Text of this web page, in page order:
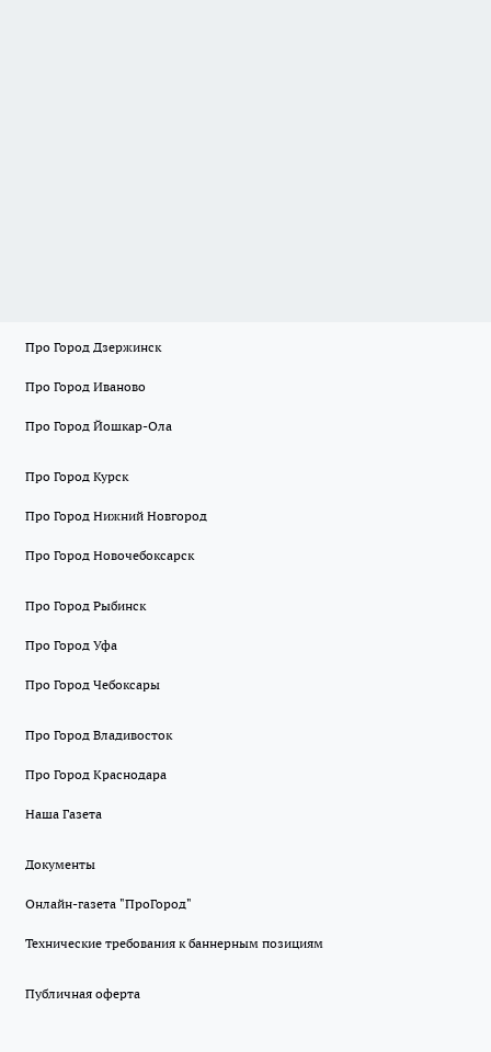
Про Город Дзержинск
Про Город Иваново
Про Город Йошкар-Ола
Про Город Курск
Про Город Нижний Новгород
Про Город Новочебоксарск
Про Город Рыбинск
Про Город Уфа
Про Город Чебоксары
Про Город Владивосток
Про Город Краснодара
Наша Газета
Документы
Онлайн-газета "ПроГород"
Технические требования к баннерным позициям
Публичная оферта